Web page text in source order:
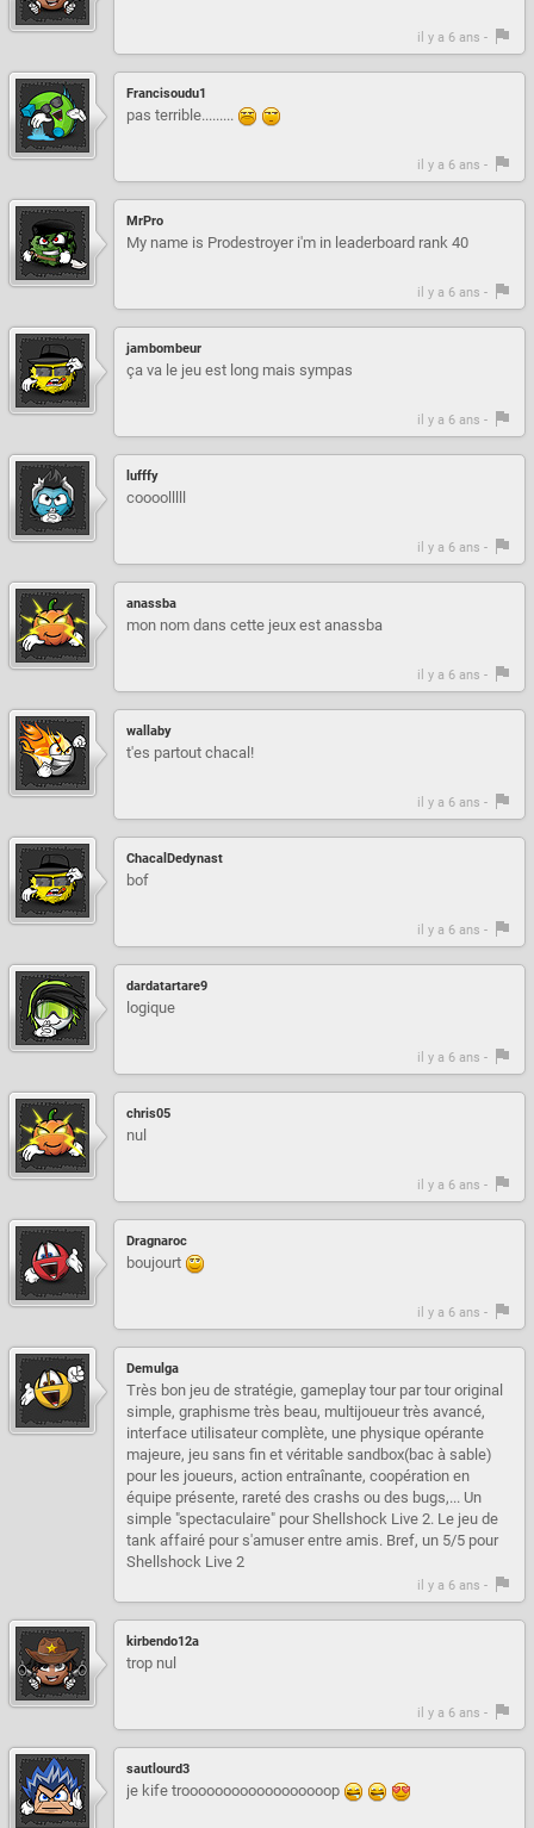
il y a 6 ans -
Francisoudu1
pas terrible.........
il y a 6 ans -
MrPro
My name is Prodestroyer i'm in leaderboard rank 40
il y a 6 ans -
jambombeur
ça va le jeu est long mais sympas
il y a 6 ans -
lufffy
coooolllll
il y a 6 ans -
anassba
mon nom dans cette jeux est anassba
il y a 6 ans -
wallaby
t'es partout chacal!
il y a 6 ans -
ChacalDedynast
bof
il y a 6 ans -
dardatartare9
logique
il y a 6 ans -
chris05
nul
il y a 6 ans -
Dragnaroc
boujourt
il y a 6 ans -
Demulga
Très bon jeu de stratégie, gameplay tour par tour original
simple, graphisme très beau, multijoueur très avancé,
interface utilisateur complète, une physique opérante
majeure, jeu sans fin et véritable sandbox(bac à sable)
pour les joueurs, action entraînante, coopération en
équipe présente, rareté des crashs ou des bugs,... Un
simple "spectaculaire" pour Shellshock Live 2. Le jeu de
tank affairé pour s'amuser entre amis. Bref, un 5/5 pour
Shellshock Live 2
il y a 6 ans -
kirbendo12a
trop nul
il y a 6 ans -
sautlourd3
je kife troooooooooooooooooop